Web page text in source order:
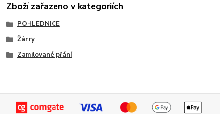
Zboží zařazeno v kategoriích
POHLEDNICE
Žánry
Zamilované přání